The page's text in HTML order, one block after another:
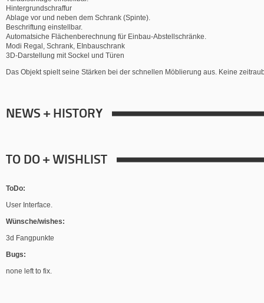
Hintergrundschraffur
Ablage vor und neben dem Schrank (Spinte).
Beschriftung einstellbar.
Automatsiche Flächenberechnung für Einbau-Abstellschränke.
Modi Regal, Schrank, EInbauschrank
3D-Darstellung mit Sockel und Türen
Das Objekt spielt seine Stärken bei der schnellen Möblierung aus. Keine
NEWS + HISTORY
TO DO + WISHLIST
ToDo:
User Interface.
Wünsche/wishes:
3d Fangpunkte
Bugs:
none left to fix.